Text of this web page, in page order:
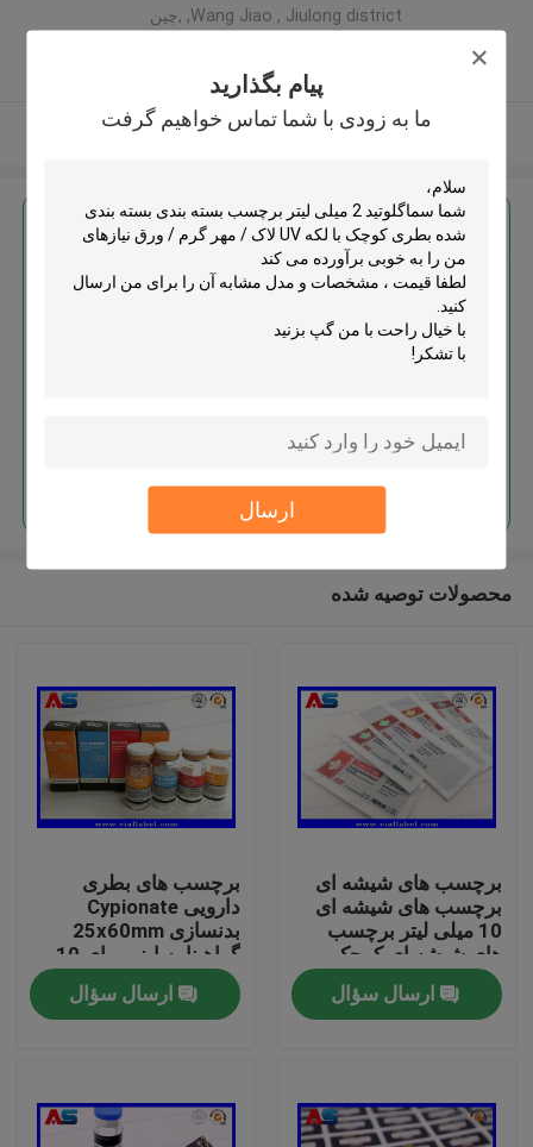
پیام بگذارید
ما به زودی با شما تماس خواهیم گرفت
ارسال
صفحه اصلی
درباره ما
,Wang Jiao , Jiulong district ,چین
کننده تایید شده
بیشتر ببینید
بهترين قيمت رو براي
سماگلوتید 2 میلی لیتر برچسب بسته
بندی بسته بندی شده بطری کوچک با
محصولات توصیه شده
برچسب های شیشه ای
برچسب های شیشه ای
10 میلی لیتر برچسب
های شیشه ای کوچک
برچسب های شیشه ای
ارسال سؤال
برچسب های بطری
دارویی Cypionate
بدنسازی 25x60mm
گواهینامه ایزو برای 10
میلی لیتر
ارسال سؤال